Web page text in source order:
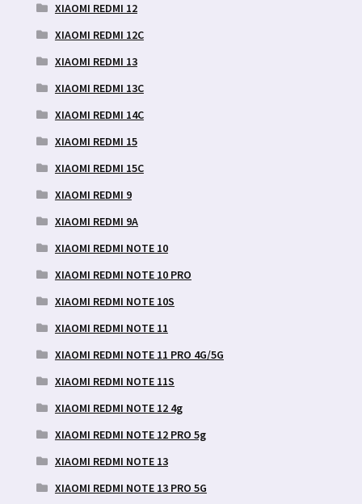
XIAOMI REDMI 12
XIAOMI REDMI 12C
XIAOMI REDMI 13
XIAOMI REDMI 13C
XIAOMI REDMI 14C
XIAOMI REDMI 15
XIAOMI REDMI 15C
XIAOMI REDMI 9
XIAOMI REDMI 9A
XIAOMI REDMI NOTE 10
XIAOMI REDMI NOTE 10 PRO
XIAOMI REDMI NOTE 10S
XIAOMI REDMI NOTE 11
XIAOMI REDMI NOTE 11 PRO 4G/5G
XIAOMI REDMI NOTE 11S
XIAOMI REDMI NOTE 12 4g
XIAOMI REDMI NOTE 12 PRO 5g
XIAOMI REDMI NOTE 13
XIAOMI REDMI NOTE 13 PRO 5G